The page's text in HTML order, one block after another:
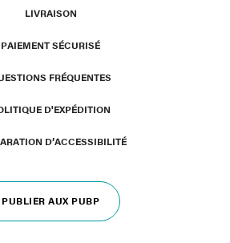
LIVRAISON
PAIEMENT SÉCURISÉ
FRÉQUENTES
D'EXPÉDITION
D’ACCESSIBILITÉ
PUBLIER AUX PUBP